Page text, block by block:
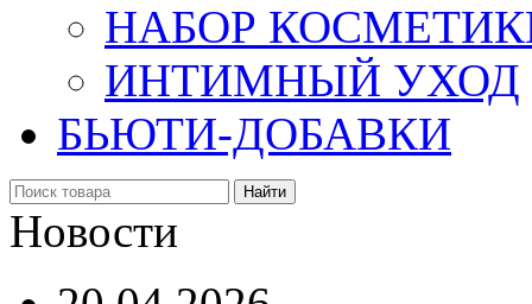
НАБОР
ИНТИМНЫЙ УХОД
БЬЮТИ-ДОБАВКИ
Найти
Новости